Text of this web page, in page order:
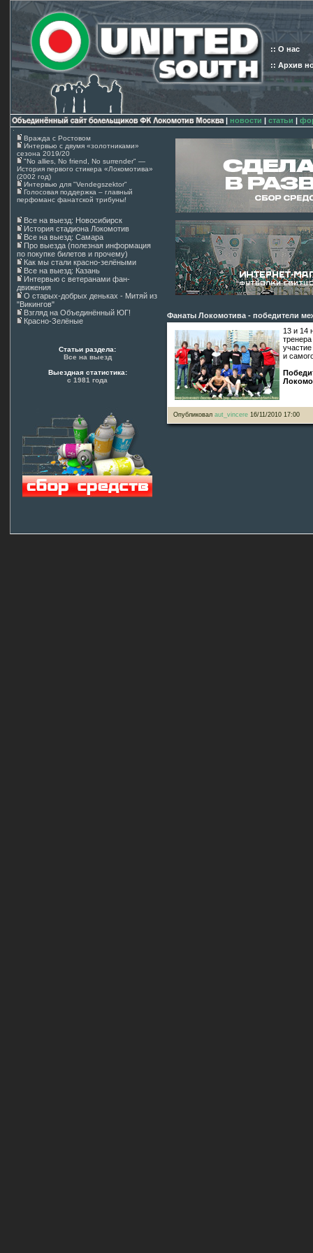
:: О нас
:: Архив
| новости | статьи |
Вражда с Ростовом
Интервью с двумя «золотниками»
сезона 2019/20
"No allies, No friend, No surrender" —
История первого стикера «Локомотива»
(2002 год)
Интервью для "Vendegszektor"
Голосовая поддержка – главный
перфоманс фанатской трибуны!
Все на выезд: Новосибирск
История стадиона Локомотив
Все на выезд: Самара
Про выезда (полезная информация
по покупке билетов и прочему)
Как мы стали красно-зелёными
Все на выезд: Казань
Интервью с ветеранами фан-
движения
О старых-добрых деньках - Митяй из
"Викингов"
Взгляд на Объединённый ЮГ!
Красно-Зелёные
Статьи раздела:
Все на выезд
Выездная статистика:
с 1981 года
Фанаты Локомотива - победители
13 и 14
и
Опубликовал aut_vincere 16/11/2010 17:00